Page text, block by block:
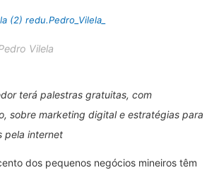
Vilela
terá palestras gratuitas, com
sobre marketing digital e estratégias para
pela internet
dos pequenos negócios mineiros têm